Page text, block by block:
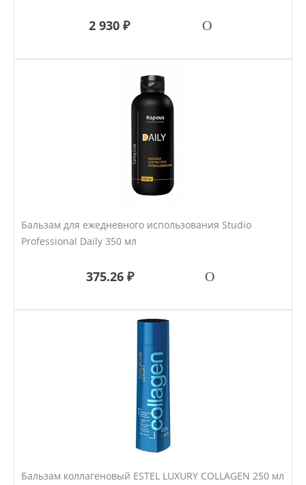
2 930 ₽
Бальзам для ежедневного использования Studio
Professional Daily 350 мл
375.26 ₽
Бальзам коллагеновый ESTEL LUXURY COLLAGEN 250 мл